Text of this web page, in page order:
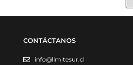
CONTÁCTANOS
info@limitesur.cl